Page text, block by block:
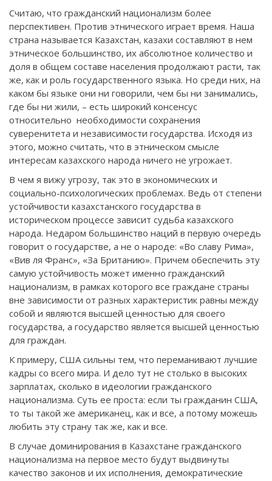
Считаю, что гражданский национализм более
перспективен. Против этнического играет время. Наша
страна называется Казахстан, казахи составляют в нем
этническое большинство, их абсолютное количество и
доля в общем составе населения продолжают расти, так
же, как и роль государственного языка. Но среди них, на
каком бы языке они ни говорили, чем бы ни занимались,
где бы ни жили, – есть широкий консенсус
относительно необходимости сохранения
суверенитета и независимости государства. Исходя из
этого, можно считать, что в этническом смысле
интересам казахского народа ничего не угрожает.
В чем я вижу угрозу, так это в экономических и
социально-психологических проблемах. Ведь от степени
устойчивости казахстанского государства в
историческом процессе зависит судьба казахского
народа. Недаром большинство наций в первую очередь
говорит о государстве, а не о народе: «Во славу Рима»,
«Вив ля Франс», «За Британию». Причем обеспечить эту
самую устойчивость может именно гражданский
национализм, в рамках которого все граждане страны
вне зависимости от разных характеристик равны между
собой и являются высшей ценностью для своего
государства, а государство является высшей ценностью
для граждан.
К примеру, США сильны тем, что переманивают лучшие
кадры со всего мира. И дело тут не столько в высоких
зарплатах, сколько в идеологии гражданского
национализма. Суть ее проста: если ты гражданин США,
то ты такой же американец, как и все, а потому можешь
любить эту страну так же, как и все.
В случае доминирования в Казахстане гражданского
национализма на первое место будут выдвинуты
качество законов и их исполнения, демократические